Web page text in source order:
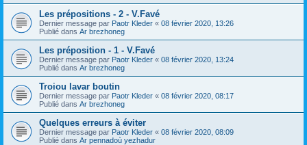
Les prépositions - 2 - V.Favé
Dernier message par Paotr Kleder « 08 février 2020, 13:26
Publié dans Ar brezhoneg
Les préposition - 1 - V.Favé
Dernier message par Paotr Kleder « 08 février 2020, 13:24
Publié dans Ar brezhoneg
Troiou lavar boutin
Dernier message par Paotr Kleder « 08 février 2020, 08:17
Publié dans Ar brezhoneg
Quelques erreurs à éviter
Dernier message par Paotr Kleder « 08 février 2020, 08:09
Publié dans Ar pennadoù yezhadur